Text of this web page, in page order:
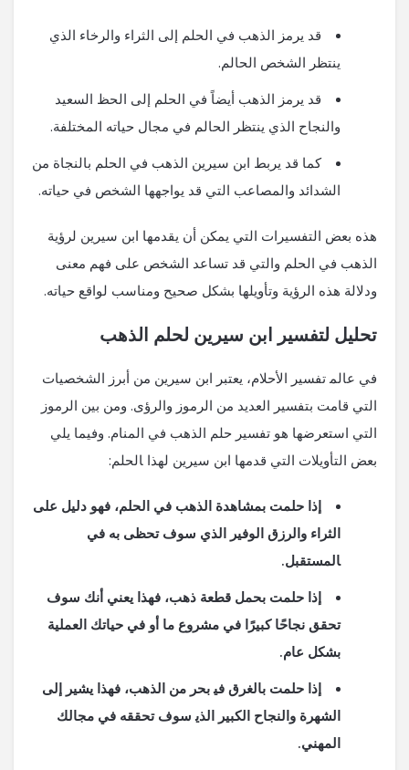
قد يرمز الذهب في الحلم ⁣إلى الثراء‍ والرخاء الذي
ينتظر الشخص الحالم.
قد ⁤يرمز الذهب أيضاً في الحلم إلى الحظ السعيد
والنجاح ⁢الذي ينتظر الحالم ​في ⁤مجال حياته المختلفة.
كما قد يربط ابن سيرين الذهب في الحلم بالنجاة⁢ من
الشدائد⁢ والمصاعب التي قد يواجهها الشخص في ⁣حياته.
هذه بعض التفسيرات ​التي يمكن أن يقدمها ابن⁤ سيرين لرؤية
⁤الذهب في الحلم ⁣والتي ⁤قد تساعد الشخص على فهم معنى
ودلالة ‌هذه الرؤية وتأويلها بشكل صحيح ومناسب لواقع حياته.
تحليل لتفسير ابن سيرين لحلم الذهب
في عالم‍ تفسير الأحلام، ‌يعتبر ابن سيرين من أبرز الشخصيات
التي قامت بتفسير العديد من​ الرموز‍ والرؤى. ومن بين الرموز
التي استعرضها هو تفسير حلم الذهب في‌ المنام. وفيما يلي
بعض التأويلات التي قدمها ⁣ابن سيرين لهذا ‍الحلم:
إذا حلمت بمشاهدة الذهب في الحلم، فهو دليل على
الثراء ​والرزق الوفير الذي سوف تحظى به في
‍المستقبل.
إذا حلمت بحمل قطعة ذهب، فهذا يعني أنك ⁤سوف
تحقق نجاحًا كبيرًا ‌في ‌مشروع ​ما​ أو في حياتك العملية
بشكل ⁣عام.
إذا حلمت بالغرق في‍ بحر من الذهب، ‌فهذا⁣ يشير إلى⁤
الشهرة ‌والنجاح⁣ الكبير الذي‍ سوف تحققه في مجالك
المهني.